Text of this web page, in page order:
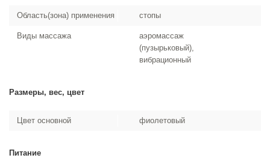
Область(зона) применения стопы
Виды массажа
аэромассаж
(пузырьковый),
вибрационный
Размеры, вес, цвет
Цвет основной фиолетовый
Питание